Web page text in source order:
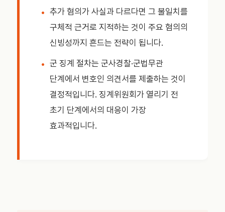
추가 혐의가 사실과 다르다면 그 불일치를
구체적 근거로 지적하는 것이 주요 혐의의
신빙성까지 흔드는 전략이 됩니다.
군 징계 절차는 군사경찰·군법무관
단계에서 변호인 의견서를 제출하는 것이
결정적입니다. 징계위원회가 열리기 전
초기 단계에서의 대응이 가장
효과적입니다.